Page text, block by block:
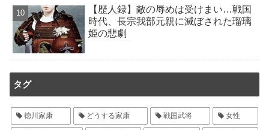
【歴人録】敵の辱めは受けまい…戦国
時代、長宗我部元親に滅ぼされた瑠璃
姫の悲劇
タグ
徳川家康 どうする家康 戦国武将 女性